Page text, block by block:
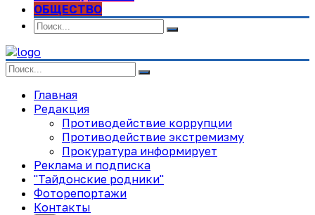
ОБЩЕСТВО
Главная
Редакция
Противодействие коррупции
Противодействие экстремизму
Прокуратура информирует
Реклама и подписка
"Тайдонские родники"
Фоторепортажи
Контакты